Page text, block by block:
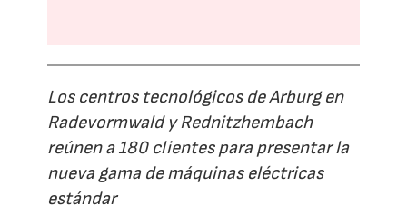
Los centros tecnológicos de Arburg en
Radevormwald y Rednitzhembach
reúnen a 180 clientes para presentar la
nueva gama de máquinas eléctricas
estándar